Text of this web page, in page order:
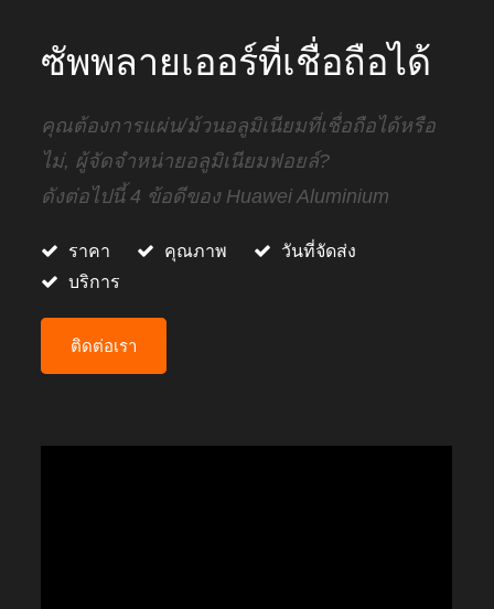
ความปลอดภัยที่ผ่านการตรวจสอบจากอุตสาหกรรม. เหมาะสำหรับ
ฟอยล์ตุ่ม, ฟอยล์ในครัวเรือน, ฟอยล์เกรดลามิเนต, และการใช้งาน
ค้นพบอลูมิเนียมฟอยล์คอมโพสิต LDPE ที่มีความชื้นที่เหนือกว่า,
ออกซิเจน, และต้านทานแสง. เหมาะสำหรับเป็นอาหาร, ยา, และ
ซัพพลายเออร์ที่เชื่อถือได้
คุณต้องการแผ่น/ม้วนอลูมิเนียมที่เชื่อถือได้หรือ
ไม่, ผู้จัดจำหน่ายอลูมิเนียมฟอยล์?
ดังต่อไปนี้ 4 ข้อดีของ Huawei Aluminium
ราคา คุณภาพ
วันที่จัดส่ง
บริการ
ติดต่อเรา